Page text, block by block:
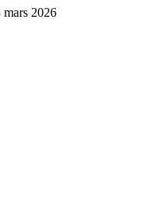
mars 2026